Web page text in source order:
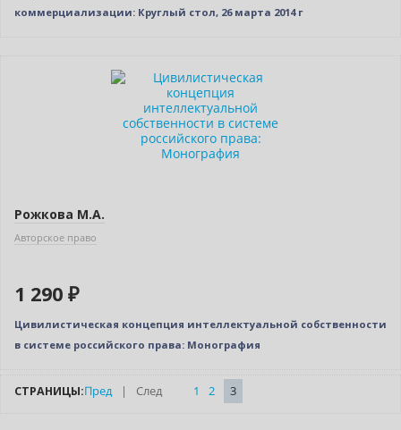
коммерциализации: Круглый стол, 26 марта 2014 г
Рожкова М.А.
Авторское право
1 290 ₽
Цивилистическая концепция интеллектуальной собственности
в системе российского права: Монография
СТРАНИЦЫ:Пред | След 1 2 3